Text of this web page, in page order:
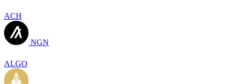
ACH
NGN
ALGO